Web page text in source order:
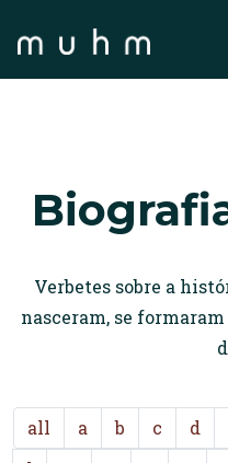
Verbetes sobre a
nasceram, se
all a b c d